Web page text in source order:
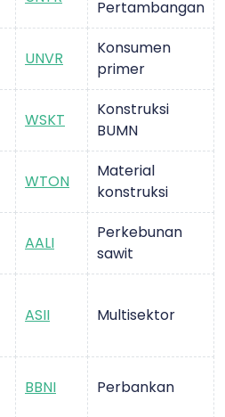
Pertambangan
UNVR
Konsumen
primer
WSKT
Konstruksi
BUMN
WTON
Material
konstruksi
AALI
Perkebunan
sawit
ASII Multisektor
BBNI Perbankan